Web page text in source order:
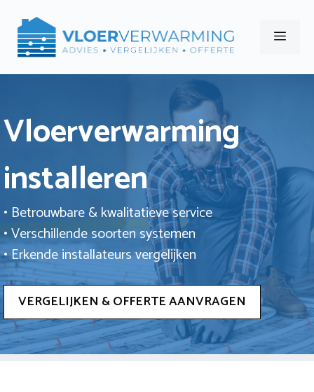
naar
Menu
Vloerverwarming
installeren
• Betrouwbare & kwalitatieve service
• Verschillende soorten systemen
• Erkende installateurs vergelijken
VERGELIJKEN & OFFERTE AANVRAGEN